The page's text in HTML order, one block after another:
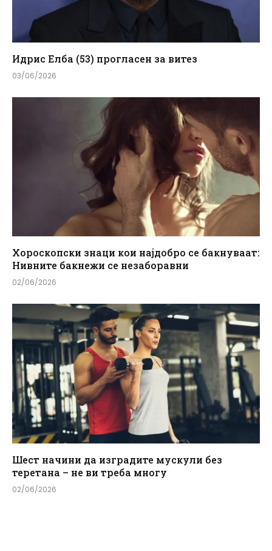
Идрис Елба (53) прогласен за витез
03/06/2026
Хороскопски знаци кои најдобро се бакнуваат:
Нивните бакнежи се незаборавни
02/06/2026
Шест начини да изградите мускули без
теретана – не ви треба многу
02/06/2026